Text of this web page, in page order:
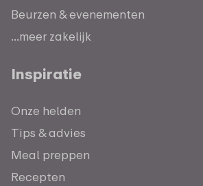
Beurzen & evenementen
...meer zakelijk
Inspiratie
Onze helden
Tips & advies
Meal preppen
Recepten